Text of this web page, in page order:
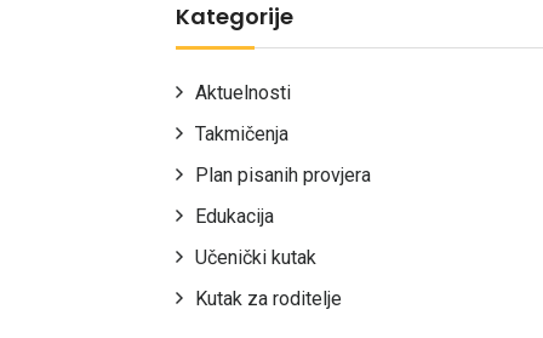
Kategorije
Aktuelnosti
Takmičenja
Plan pisanih provjera
Edukacija
Učenički kutak
Kutak za roditelje